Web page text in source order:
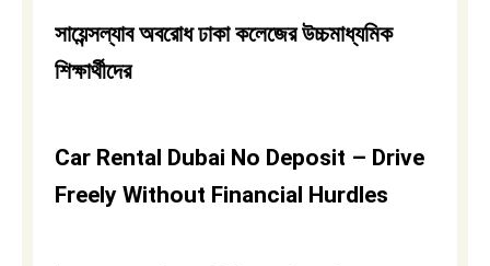
সায়েন্সল্যাব অবরোধ ঢাকা কলেজের উচ্চমাধ্যমিক
শিক্ষার্থীদের
Car Rental Dubai No Deposit – Drive
Freely Without Financial Hurdles